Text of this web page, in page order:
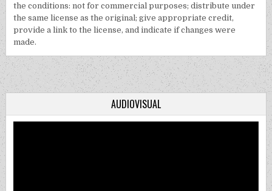
the conditions: not for commercial purposes; distribute under
the same license as the original; give appropriate credit,
provide a link to the license, and indicate if changes were
made.
AUDIOVISUAL